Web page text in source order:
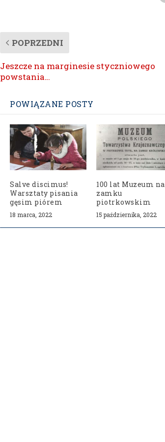
POPRZEDNI
Jeszcze na marginesie styczniowego
powstania…
POWIĄZANE POSTY
Salve discimus!
Warsztaty pisania
gęsim piórem
18 marca, 2022
100 lat Muzeum na
zamku
piotrkowskim
15 października, 2022